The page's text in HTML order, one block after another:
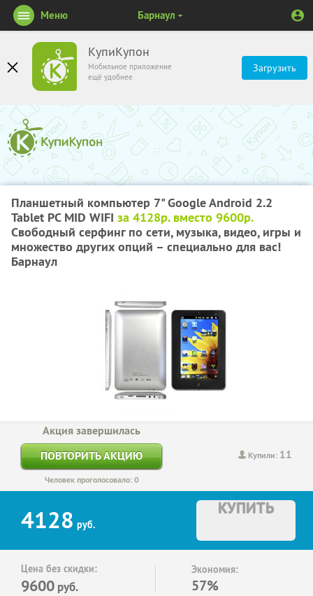
КупиКупон
Мобильное приложение
ещё удобнее
Загрузить
Меню Барнаул
Планшетный компьютер 7" Google Android 2.2
Tablet PC MID WIFI за 4128р. вместо 9600р.
Свободный серфинг по сети, музыка, видео, игры и
множество других опций – специально для вас!
Барнаул
Купили: 11
Акция завершилась
ПОВТОРИТЬ АКЦИЮ
Человек проголосовало: 0
4128 руб.
КУПИТЬ
Цена без скидки:
9600 руб.
Экономия:
57%